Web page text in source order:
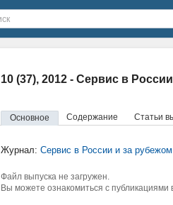
10 (37), 2012 - Сервис в
Основное Содержание Статьи
Журнал: Сервис в России и за рубежом
Файл выпуска не загружен.
Вы можете ознакомиться с публикациями